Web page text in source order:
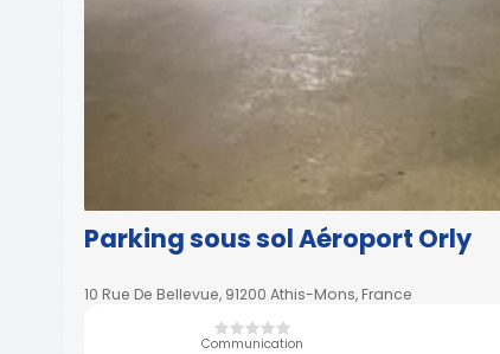
Parking sous sol Aéroport Orly
10 Rue De Bellevue, 91200 Athis-Mons, France
Communication